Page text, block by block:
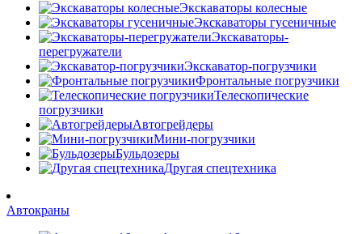
Экскаваторы колесные
Экскаваторы гусеничные
Экскаваторы-
перегружатели
Экскаватор-погрузчики
Фронтальные погрузчики
Телескопические
погрузчики
Автогрейдеры
Мини-погрузчики
Бульдозеры
Другая спецтехника
Автокраны